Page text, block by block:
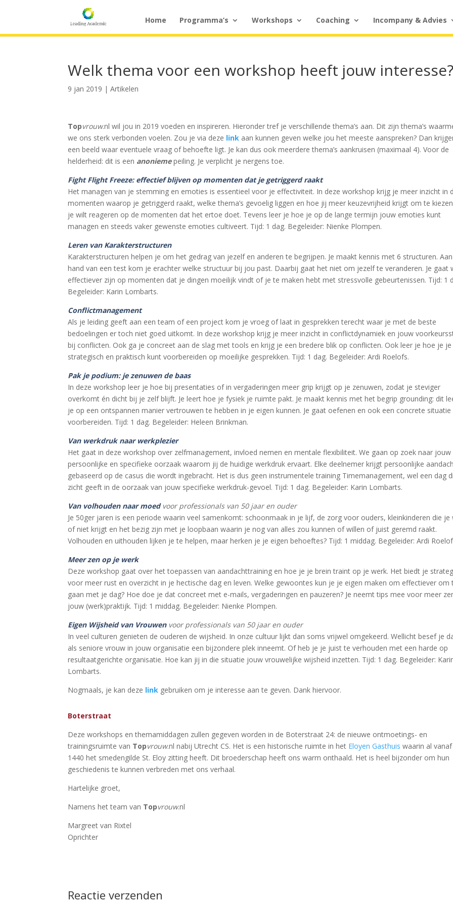
Home Programma’s Workshops Coaching Incompany & Advies
Welk thema voor een workshop heeft jouw interesse?
9 jan 2019 |Artikelen
Topvrouw.nl wil jou in 2019 voeden en inspireren. Hieronder tref je verschillende thema’s aan. Dit zijn thema’s
we ons sterk verbonden voelen. Zou je via deze link aan kunnen geven welke jou het meeste aanspreken? Dan
een beeld waar eventuele vraag of behoefte ligt. Je kan dus ook meerdere thema’s aankruisen (maximaal 4).Voor de
helderheid: dit is een anoniemepeiling. Je verplicht je nergens toe.
Fight Flight Freeze: effectief blijven op momenten dat je getriggerd raakt
Het managen van je stemming en emoties is essentieel voor je effectiviteit. In deze workshop krijg je meer inzicht in
momenten waarop je getriggerd raakt, welke thema’s gevoelig liggen en hoe jij meer keuzevrijheid krijgt om te
je wilt reageren op de momenten dat het ertoe doet. Tevens leer je hoe je op de lange termijn jouw emoties kunt
managen en steeds vaker gewenste emoties cultiveert. Tijd: 1 dag. Begeleider: Nienke Plompen.
Leren van Karakterstructuren
Karakterstructuren helpen je om het gedrag van jezelf en anderen te begrijpen. Je maakt kennis met 6 structuren.
hand van een test kom je erachter welke structuur bij jou past. Daarbij gaat het niet om jezelf te veranderen. Je gaat
effectiever zijn op momenten dat je dingen moeilijk vindt of je te maken hebt met stressvolle gebeurtenissen. Tijd: 1
Begeleider: Karin Lombarts.
Conflictmanagement
Als je leiding geeft aan een team of een project kom je vroeg of laat in gesprekken terecht waar je met de beste
bedoelingen er toch niet goed uitkomt. In deze workshop krijg je meer inzicht in conflictdynamiek en jouw
bij conflicten. Ook ga je concreet aan de slag met tools en krijg je een bredere blik op conflicten. Ook leer je hoe je je
strategisch en praktisch kunt voorbereiden op moeilijke gesprekken. Tijd: 1 dag. Begeleider: Ardi Roelofs.
Pak je podium: je zenuwen de baas
In deze workshop leer je hoe bij presentaties of in vergaderingen meer grip krijgt op je zenuwen, zodat je steviger
overkomt én dicht bij je zelf blijft. Je leert hoe je fysiek je ruimte pakt. Je maakt kennis met het begrip grounding: dit
je op een ontspannen manier vertrouwen te hebben in je eigen kunnen. Je gaat oefenen en ook een concrete situatie
voorbereiden. Tijd: 1 dag. Begeleider: Heleen Brinkman.
Van werkdruk naar werkplezier
Het gaat in deze workshop over zelfmanagement, invloed nemen en mentale flexibiliteit. We gaan op zoek naar jouw
persoonlijke en specifieke oorzaak waarom jij de huidige werkdruk ervaart. Elke deelnemer krijgt persoonlijke
gebaseerd op de casus die wordt ingebracht. Het is dus geen instrumentele training Timemanagement, wel een dag
zicht geeft in de oorzaak van jouw specifieke werkdruk-gevoel. Tijd: 1 dag. Begeleider: Karin Lombarts.
Van volhouden naar moed voor professionals van 50 jaar en ouder
Je 50ger jaren is een periode waarin veel samenkomt: schoonmaak in je lijf, de zorg voor ouders, kleinkinderen die je
of niet krijgt en het bezig zijn met je loopbaan waarin je nog van alles zou kunnen of willen of juist geremd raakt.
Volhouden en uithouden lijken je te helpen, maar herken je je eigen behoeftes? Tijd: 1 middag. Begeleider: Ardi
Meer zen op je werk
Deze workshop gaat over het toepassen van aandachttraining en hoe je je brein traint op je werk. Het biedt je
voor meer rust en overzicht in je hectische dag en leven. Welke gewoontes kun je je eigen maken om effectiever om
gaan met je dag? Hoe doe je dat concreet met e-mails, vergaderingen en pauzeren? Je neemt tips mee voor meer
jouw (werk)praktijk. Tijd: 1 middag. Begeleider: Nienke Plompen.
Eigen Wijsheid van Vrouwenvoor professionals van 50 jaar en ouder
In veel culturen genieten de ouderen de wijsheid. In onze cultuur lijkt dan soms vrijwel omgekeerd. Wellicht besef je
als seniore vrouw in jouw organisatie een bijzondere plek inneemt. Of heb je je juist te verhouden met een harde op
resultaatgerichte organisatie. Hoe kan jij in die situatie jouw vrouwelijke wijsheid inzetten. Tijd: 1 dag. Begeleider:
Lombarts.
Nogmaals, je kan deze link gebruiken om je interesse aan te geven. Dank hiervoor.
Boterstraat
Deze workshops en themamiddagen zullen gegeven worden in de Boterstraat 24: de nieuwe ontmoetings- en
trainingsruimte van Topvrouw.nl nabij Utrecht CS. Het is een historische ruimte in het Eloyen Gasthuis waarin al vanaf
1440 het smedengilde St. Eloy zitting heeft. Dit broederschap heeft ons warm onthaald. Het is heel bijzonder om hun
geschiedenis te kunnen verbreden met ons verhaal.
Hartelijke groet,
Namens het team van Topvrouw.nl
Margreet van Rixtel
Oprichter
Reactie verzenden